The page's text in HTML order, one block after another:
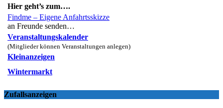
Hier geht’s zum….
Findme – Eigene Anfahrtsskizze
an Freunde senden…
Veranstaltungskalender
(Mitglieder können Veranstaltungen anlegen)
Kleinanzeigen
Wintermarkt
Zufallsanzeigen